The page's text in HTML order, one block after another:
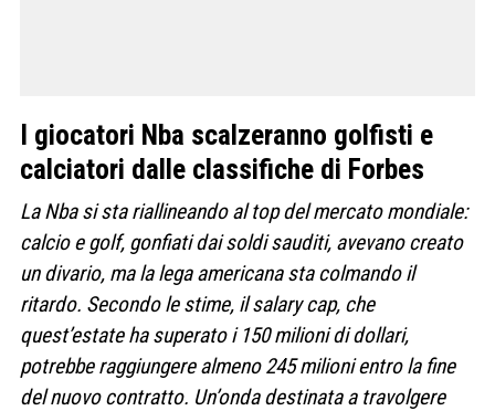
I giocatori Nba scalzeranno golfisti e
calciatori dalle classifiche di Forbes
La Nba si sta riallineando al top del mercato mondiale:
calcio e golf, gonfiati dai soldi sauditi, avevano creato
un divario, ma la lega americana sta colmando il
ritardo. Secondo le stime, il salary cap, che
quest’estate ha superato i 150 milioni di dollari,
potrebbe raggiungere almeno 245 milioni entro la fine
del nuovo contratto. Un’onda destinata a travolgere